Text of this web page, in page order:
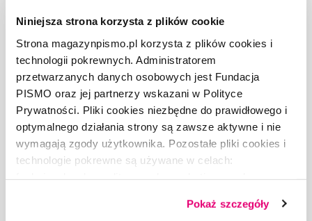
Niniejsza strona korzysta z plików cookie
Strona magazynpismo.pl korzysta z plików cookies i
technologii pokrewnych. Administratorem
przetwarzanych danych osobowych jest Fundacja
PISMO oraz jej partnerzy wskazani w Polityce
Prywatności. Pliki cookies niezbędne do prawidłowego i
optymalnego działania strony są zawsze aktywne i nie
wymagają zgody użytkownika. Pozostałe pliki cookies i
technologie pokrewne są używane w celach:
dobrowolną zgodę na pliki cookies i technologie
Pokaż szczegóły
Copyright © Fundacja Pismo
O „PIŚMIE”
ABOUT PISMO
FACT-CHECKING W „PIŚMIE”